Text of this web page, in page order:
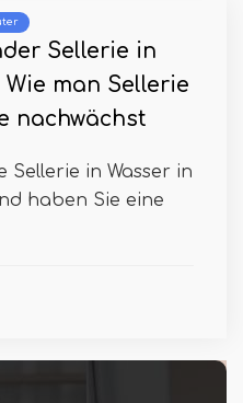
Sellerie in
Wie man Sellerie
nachwächst
Sellerie in Wasser in
haben Sie eine